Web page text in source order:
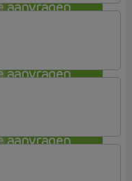
aanvragen
aanvragen
aanvragen